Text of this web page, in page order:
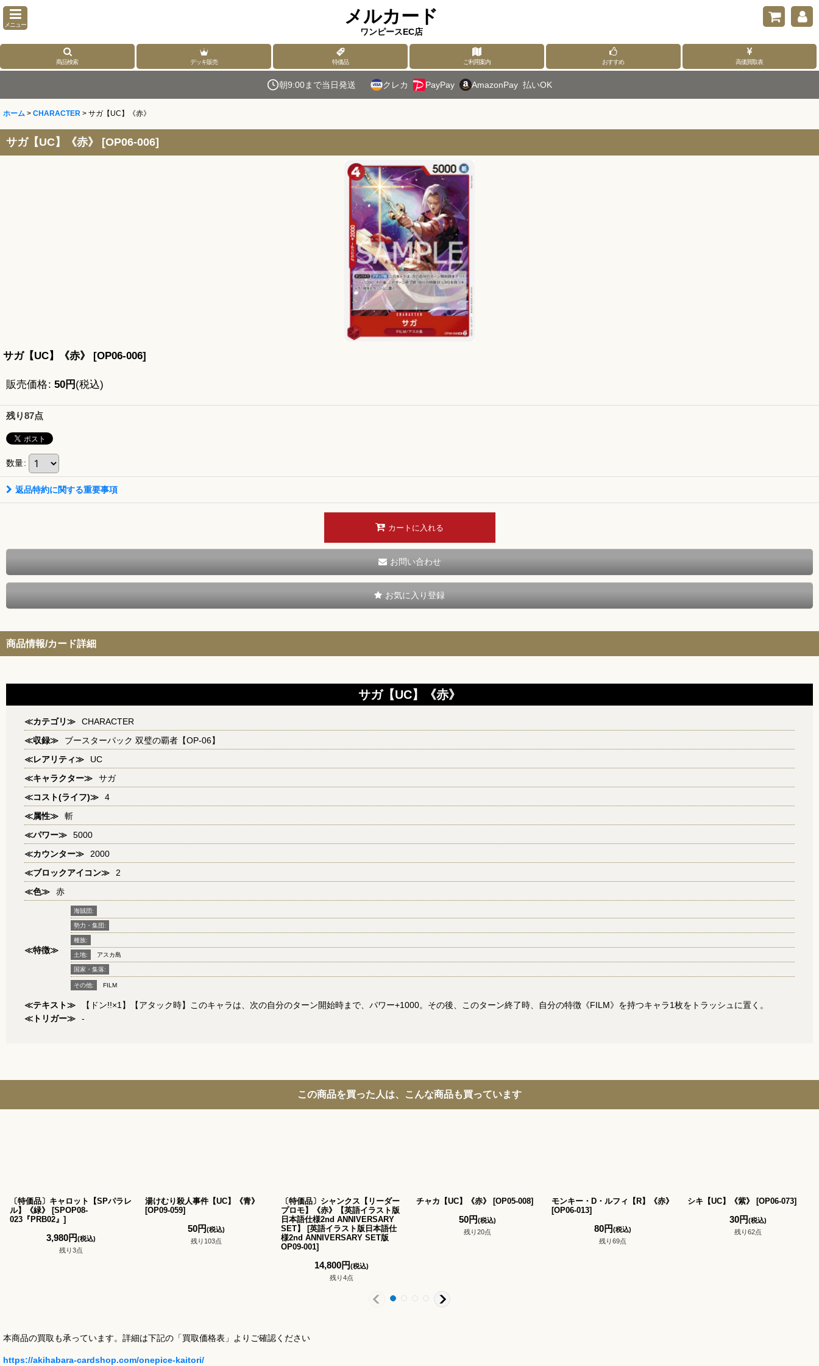
メニュー メルカード
ワンピースEC店
商品検索 デッキ販売 特価品 ご利用案内 おすすめ 高価買取表
朝9:00まで当日発送 クレカ PayPay AmazonPay 払いOK
ホーム > CHARACTER > サガ【UC】《赤》
サガ【UC】《赤》 [OP06-006]
サガ【UC】《赤》 [OP06-006]
販売価格: 50円 (税込)
残り87点
数量:
返品特約に関する重要事項
カートに入れる
お問い合わせ
お気に入り登録
商品情報/カード詳細
サガ【UC】《赤》
≪カテゴリ≫
CHARACTER
≪収録≫
ブースターパック 双璧の覇者【OP-06】
≪レアリティ≫
UC
≪キャラクター≫
サガ
≪コスト(ライフ)≫
4
≪属性≫
斬
≪パワー≫
5000
≪カウンター≫
2000
≪ブロックアイコン≫
2
≪色≫
赤
≪特徴≫
海賊団:
勢力・集団:
種族:
土地: アスカ島
国家・集落:
その他: FILM
≪テキスト≫
【ドン!!×1】【アタック時】このキャラは、次の自分のターン開始時まで、パワー+1000。その後、このターン終了時、自分の特徴《FILM》を持つキャラ1枚をトラッシュに置く。
≪トリガー≫
-
この商品を買った人は、こんな商品も買っています
〔特価品〕キャロット【SPパラレ
ル】《緑》
[SPOP08-
023『PRB02』 ]
3,980円(税込)
残り3点
湯けむり殺人事件【UC】《青》
[OP09-059]
50円(税込)
残り103点
〔特価品〕シャンクス【リーダー
プロモ】《赤》【英語イラスト版
日本語仕様2nd ANNIVERSARY
SET】
[英語イラスト版日本語仕
様2nd ANNIVERSARY SET版
OP09-001]
14,800円(税込)
残り4点
チャカ【UC】《赤》 [OP05-008]
50円(税込)
残り20点
モンキー・D・ルフィ【R】《赤》
[OP06-013]
80円(税込)
残り69点
シキ【UC】《紫》 [OP06-073]
30円(税込)
残り62点
本商品の買取も承っています。詳細は下記の「買取価格表」よりご確認ください
https://akihabara-cardshop.com/onepice-kaitori/